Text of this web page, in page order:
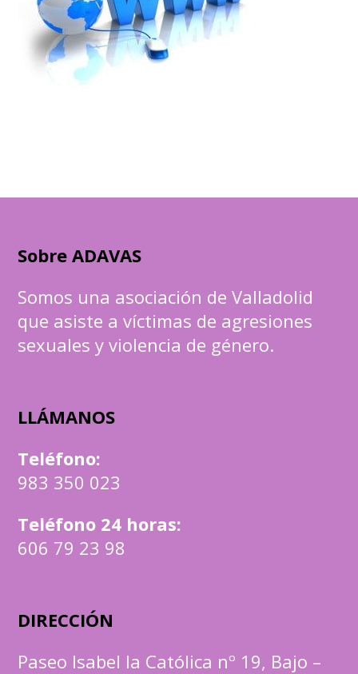
Sobre ADAVAS
Somos una asociación de Valladolid
que asiste a víctimas de agresiones
sexuales y violencia de género.
LLÁMANOS
Teléfono:
983 350 023
Teléfono 24 horas:
606 79 23 98
DIRECCIÓN
Paseo Isabel la Católica nº 19, Bajo –